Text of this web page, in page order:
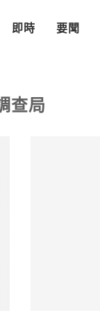
即時 要聞
查局